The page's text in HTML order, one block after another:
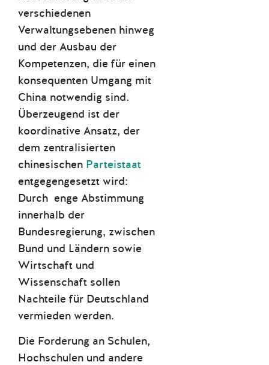
verschiedenen
Verwaltungsebenen hinweg
und der Ausbau der
Kompetenzen, die für einen
konsequenten Umgang mit
China notwendig sind.
Überzeugend ist der
koordinative Ansatz, der
dem zentralisierten
chinesischen Parteistaat
entgegengesetzt wird:
Durch enge Abstimmung
innerhalb der
Bundesregierung, zwischen
Bund und Ländern sowie
Wirtschaft und
Wissenschaft sollen
Nachteile für Deutschland
vermieden werden.
Die Forderung an Schulen,
Hochschulen und andere